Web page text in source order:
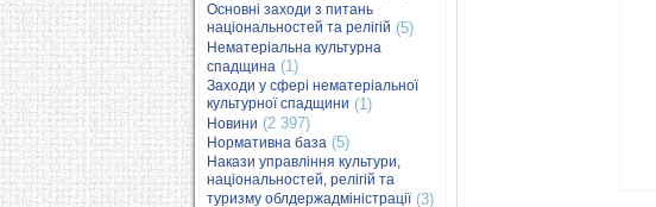
Основні заходи з питань
національностей та релігій (5)
Нематеріальна культурна
спадщина (1)
Заходи у сфері нематеріальної
культурної спадщини (1)
Новини (2 397)
Нормативна база (5)
Накази управління культури,
національностей, релігій та
туризму облдержадміністрації(3)